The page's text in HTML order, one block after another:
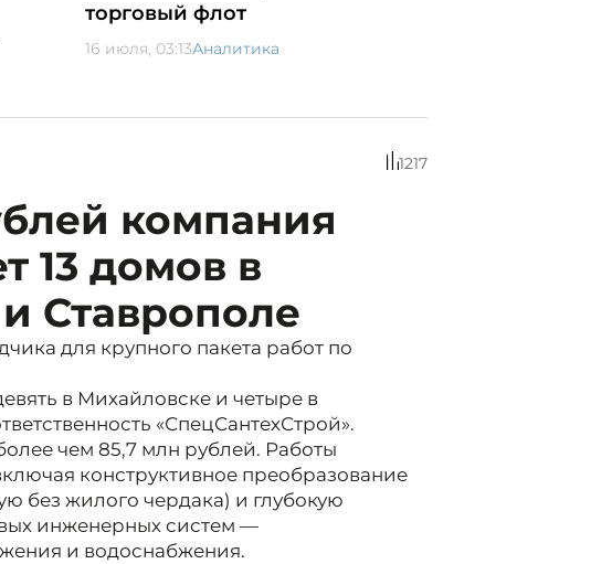
торговый флот
16 июля, 03:13Аналитика
1217
компания
13 домов в
Ставрополе
для крупного пакета работ по
в Михайловске и четыре в
«СпецСантехСтрой».
чем 85,7 млн рублей. Работы
конструктивное преобразование
без жилого чердака) и глубокую
инженерных систем —
и водоснабжения.